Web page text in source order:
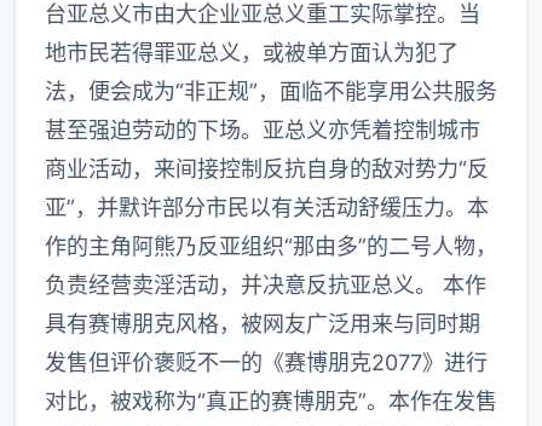
台亚总义市由大企业亚总义重工实际掌控。当
地市民若得罪亚总义，或被单方面认为犯了
法，便会成为“非正规”，面临不能享用公共服务
甚至强迫劳动的下场。亚总义亦凭着控制城市
商业活动，来间接控制反抗自身的敌对势力“反
亚”，并默许部分市民以有关活动舒缓压力。本
作的主角阿熊乃反亚组织“那由多”的二号人物，
负责经营卖淫活动，并决意反抗亚总义。 本作
具有赛博朋克风格，被网友广泛用来与同时期
发售但评价褒贬不一的《赛博朋克2077》进行
对比，被戏称为“真正的赛博朋克”。本作在发售